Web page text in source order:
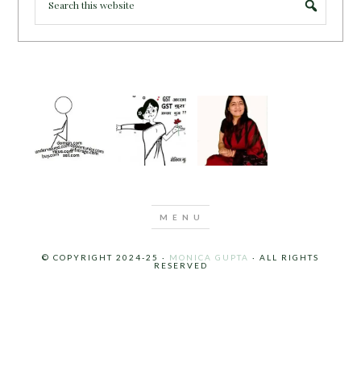
© COPYRIGHT 2024-25 · MONICA GUPTA · ALL RIGHTS
RESERVED